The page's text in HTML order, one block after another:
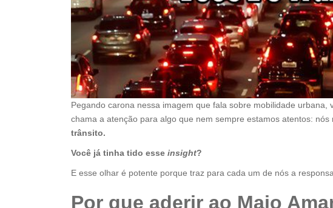
Pegando carona nessa imagem que fala sobre mobilidade
chama a atenção para algo que nem sempre estamos atentos: nós
trânsito.
Você já tinha tido esse insight?
E esse olhar é potente porque traz para cada um de nós a
Por que aderir ao Maio